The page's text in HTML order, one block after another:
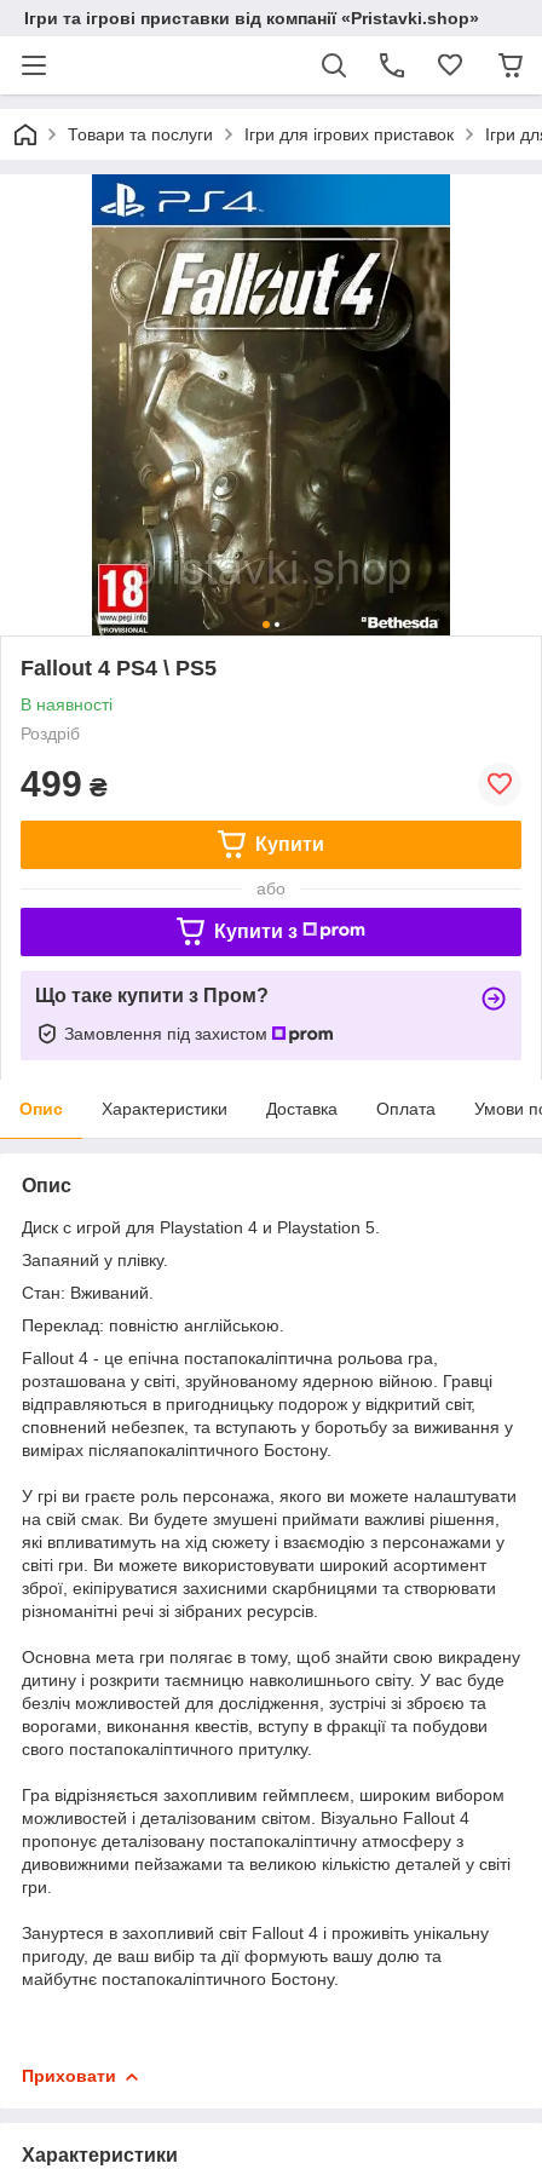
Ігри та ігрові приставки від компанії «Pristavki.shop»
Товари та послуги Ігри для ігрових приставок Ігри
Fallout 4 PS4 \ PS5
В наявності
Роздріб
499 ₴
Купити
або
Купити з
Що таке купити з Пром?
Замовлення під захистом
Опис Характеристики Доставка Оплата Умови
Опис
Диск c игрой для Playstation 4 и Playstation 5.
Запаяний у плівку.
Стан: Вживаний.
Переклад: повністю англійською.
Fallout 4 - це епічна постапокаліптична рольова гра,
розташована у світі, зруйнованому ядерною війною. Гравці
відправляються в пригодницьку подорож у відкритий світ,
сповнений небезпек, та вступають у боротьбу за виживання у
вимірах післяапокаліптичного Бостону.
У грі ви граєте роль персонажа, якого ви можете налаштувати
на свій смак. Ви будете змушені приймати важливі рішення,
які впливатимуть на хід сюжету і взаємодію з персонажами у
світі гри. Ви можете використовувати широкий асортимент
зброї, екіпіруватися захисними скарбницями та створювати
різноманітні речі зі зібраних ресурсів.
Основна мета гри полягає в тому, щоб знайти свою викрадену
дитину і розкрити таємницю навколишнього світу. У вас буде
безліч можливостей для дослідження, зустрічі зі зброєю та
ворогами, виконання квестів, вступу в фракції та побудови
свого постапокаліптичного притулку.
Гра відрізняється захопливим геймплеєм, широким вибором
можливостей і деталізованим світом. Візуально Fallout 4
пропонує деталізовану постапокаліптичну атмосферу з
дивовижними пейзажами та великою кількістю деталей у світі
гри.
Зануртеся в захопливий світ Fallout 4 і проживіть унікальну
пригоду, де ваш вибір та дії формують вашу долю та
майбутнє постапокаліптичного Бостону.
Приховати
Характеристики